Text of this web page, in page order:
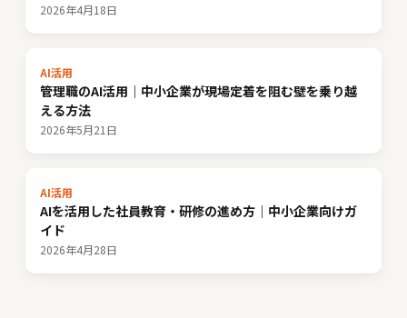
2026年4月18日
AI活用
管理職のAI活用｜中小企業が現場定着を阻む壁を乗り越
える方法
2026年5月21日
AI活用
AIを活用した社員教育・研修の進め方｜中小企業向けガ
イド
2026年4月28日